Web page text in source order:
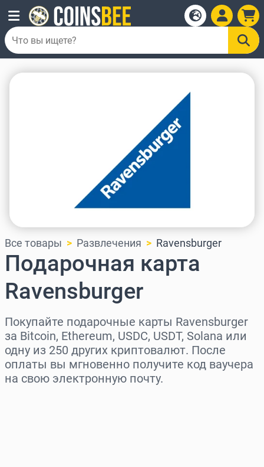
Все товары Развлечения Ravensburger
Подарочная карта
Ravensburger
Покупайте подарочные карты Ravensburger
за Bitcoin, Ethereum, USDC, USDT, Solana или
одну из 250 других криптовалют. После
оплаты вы мгновенно получите код ваучера
на свою электронную почту.